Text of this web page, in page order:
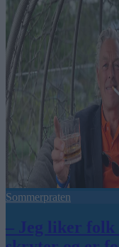
Sommerpraten
– Jeg liker folk